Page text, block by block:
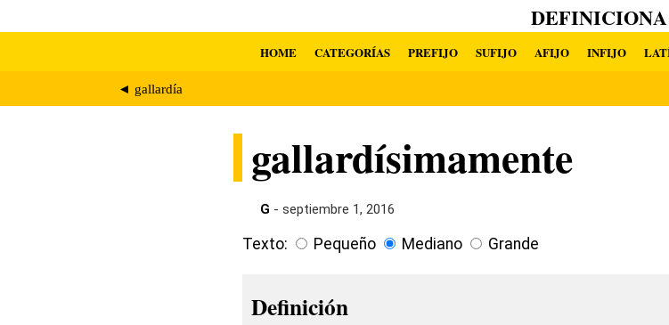
DEFINICIONA
HOME CATEGORÍAS PREFIJO SUFIJO AFIJO INFIJO
◄ gallardía
gallardísimamente
G - septiembre 1, 2016
Texto: Pequeño Mediano Grande
Definición